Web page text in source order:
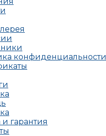
конфиденциальности
гарантия